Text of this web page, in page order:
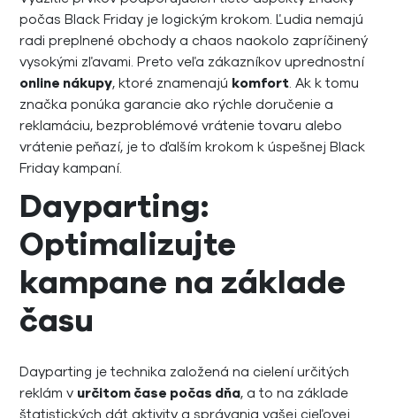
počas Black Friday je logickým krokom. Ľudia nemajú
radi preplnené obchody a chaos naokolo zapríčinený
vysokými zľavami. Preto veľa zákazníkov uprednostní
online nákupy, ktoré znamenajú komfort. Ak k tomu
značka ponúka garancie ako rýchle doručenie a
reklamáciu, bezproblémové vrátenie tovaru alebo
vrátenie peňazí, je to ďalším krokom k úspešnej Black
Friday kampaní.
Dayparting:
Optimalizujte
kampane na základe
času
Dayparting je technika založená na cielení určitých
reklám v určitom čase počas dňa, a to na základe